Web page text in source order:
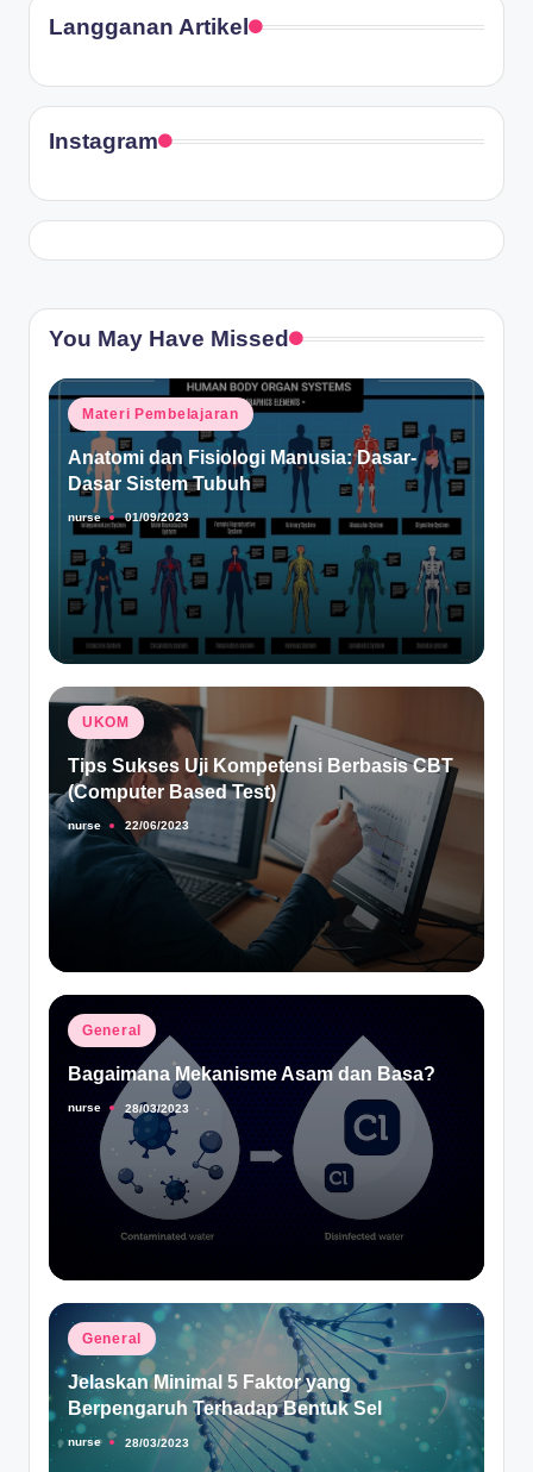
Langganan Artikel
Instagram
You May Have Missed
Posted
in
Materi Pembelajaran
Anatomi dan Fisiologi Manusia: Dasar-
Dasar Sistem Tubuh
Posted
by
nurse 01/09/2023
Posted
UKOM
Tips Sukses Uji Kompetensi Berbasis CBT
(Computer Based Test)
Posted
by
nurse 22/06/2023
Posted
General
Bagaimana Mekanisme Asam dan Basa?
Posted
nurse 28/03/2023
Posted
in
General
Jelaskan Minimal 5 Faktor yang
Berpengaruh Terhadap Bentuk Sel
Posted
nurse 28/03/2023